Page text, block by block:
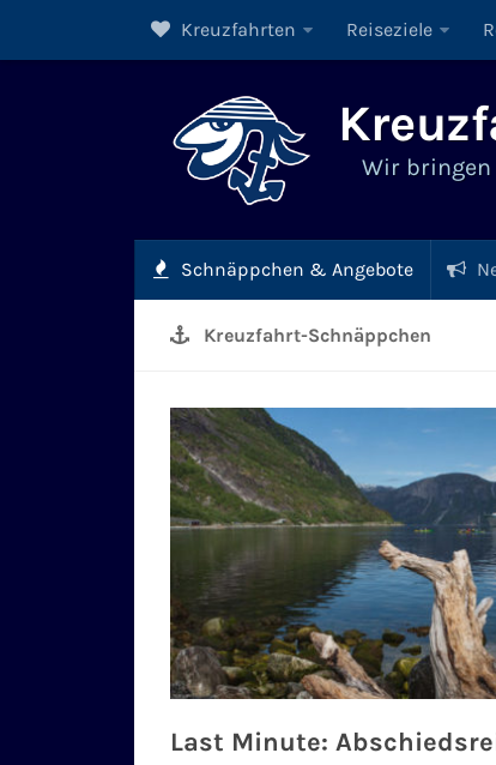
Kreuzfahrten Reiseziele
Wir
Schnäppchen & Angebote
Kreuzfahrt-Schnäppchen
Last Minute: